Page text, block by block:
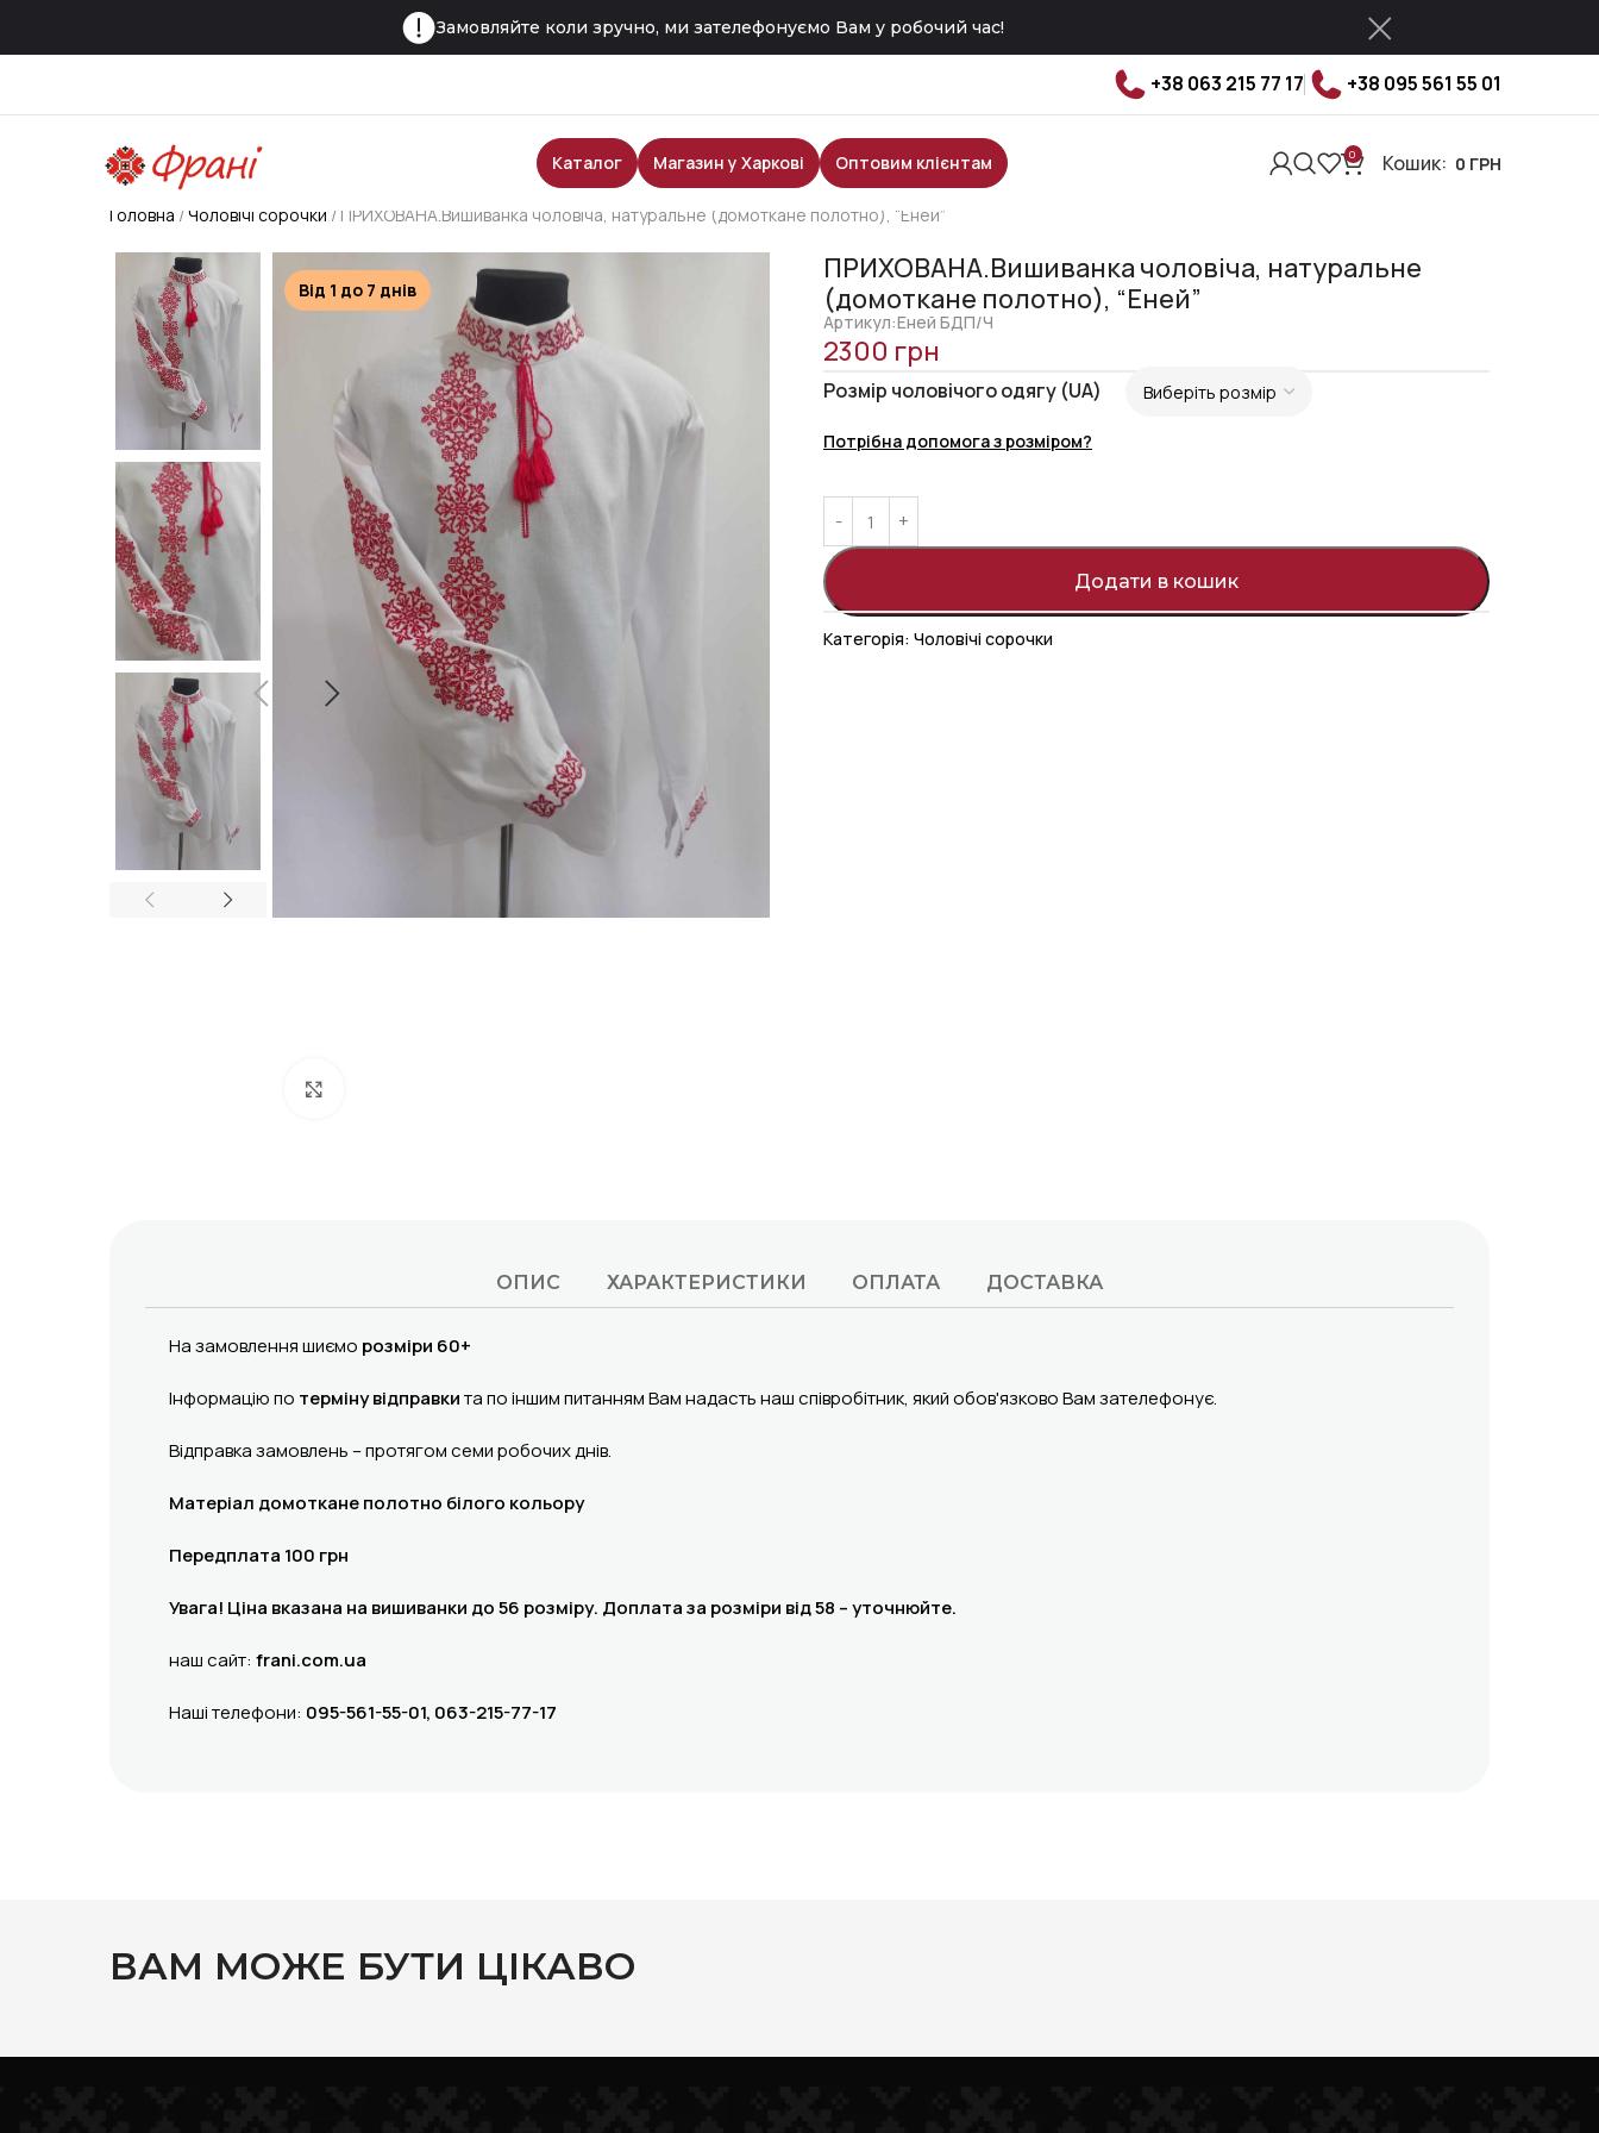
Замовляйте коли зручно, ми зателефонуємо Вам у робочий час!
+38 063 215 77 17 +38 095 561 55 01
Каталог Магазин у Харкові Оптовим клієнтам 0 Кошик: 0 ГРН
Головна Чоловічі сорочки ПРИХОВАНА.Вишиванка чоловіча, натуральне (домоткане полотно), “Еней”
Від 1 до 7 днів
ПРИХОВАНА.Вишиванка чоловіча, натуральне
(домоткане полотно), “Еней”
Артикул:Еней БДП/Ч
2300 грн
Розмір чоловічого одягу (UA)
Потрібна допомога з розміром?
Додати в кошик
Категорія: Чоловічі сорочки
ОПИС ХАРАКТЕРИСТИКИ ОПЛАТА ДОСТАВКА
На замовлення шиємо розміри 60+
Інформацію по терміну відправкита по іншим питанням Вам надасть наш співробітник, який обов'язково Вам зателефонує.
Відправка замовлень – протягом семи робочих днів.
Матеріал домоткане полотно білого кольору
Передплата 100 грн
Увага! Ціна вказана на вишиванки до 56 розміру. Доплата за розміри від 58 – уточнюйте.
наш сайт: frani.com.ua
Наші телефони: 095-561-55-01, 063-215-77-17
ВАМ МОЖЕ БУТИ ЦІКАВО